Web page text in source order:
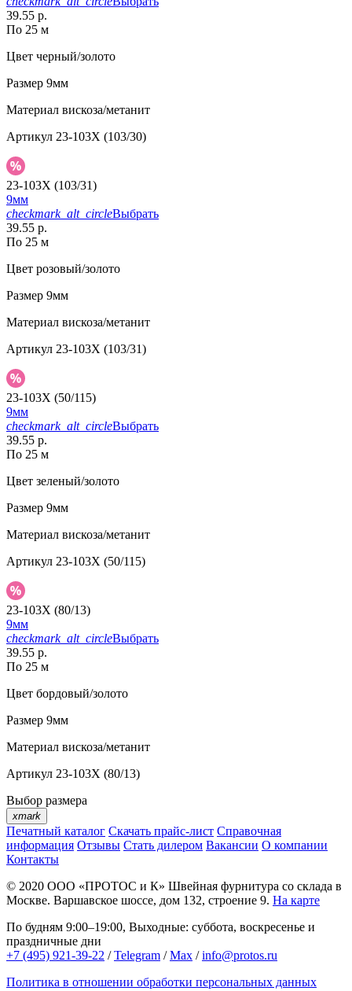
39.55 р.
По 25 м
Цвет черный/золото
Размер 9мм
Материал вискоза/метанит
Артикул 23-103X (103/30)
23-103X (103/31)
9мм
checkmark_alt_circleВыбрать
39.55 р.
По 25 м
Цвет розовый/золото
Размер 9мм
Материал вискоза/метанит
Артикул 23-103X (103/31)
23-103X (50/115)
9мм
checkmark_alt_circleВыбрать
39.55 р.
По 25 м
Цвет зеленый/золото
Размер 9мм
Материал вискоза/метанит
Артикул 23-103X (50/115)
23-103X (80/13)
9мм
checkmark_alt_circleВыбрать
39.55 р.
По 25 м
Цвет бордовый/золото
Размер 9мм
Материал вискоза/метанит
Артикул 23-103X (80/13)
Выбор размера
xmark
Печатный каталог Скачать прайс-лист Справочная
информация Отзывы Стать дилером Вакансии О компании
Контакты
© 2020 ООО «ПРОТОС и К» Швейная фурнитура со склада в
Москве. Варшавское шоссе, дом 132, строение 9. На карте
По будням 9:00–19:00, Выходные: суббота, воскресенье и
праздничные дни
+7 (495) 921-39-22 /Telegram /Max /info@protos.ru
Политика в отношении обработки персональных данных